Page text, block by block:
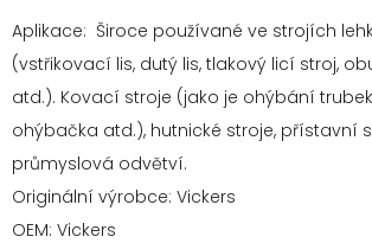
Aplikace: Široce používané ve strojích
(vstřikovací lis, dutý lis, tlakový licí stroj,
atd.). Kovací stroje (jako je ohýbání
ohýbačka atd.), hutnické stroje, přístavní
průmyslová odvětví.
Originální výrobce: Vickers
OEM: Vickers